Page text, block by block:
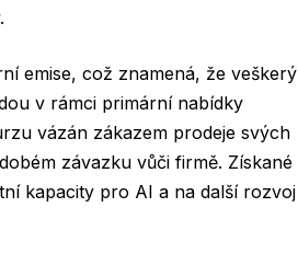
emise, což znamená, že veškerý
v rámci primární nabídky
vázán zákazem prodeje svých
závazku vůči firmě. Získané
kapacity pro AI a na další rozvoj